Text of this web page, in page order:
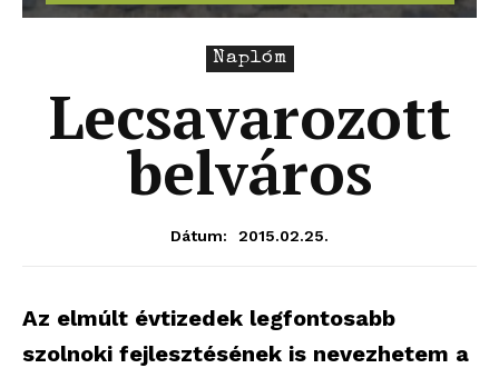
Naplóm
Lecsavarozott
belváros
Dátum: 2015.02.25.
Az elmúlt évtizedek legfontosabb
szolnoki fejlesztésének is nevezhetem a